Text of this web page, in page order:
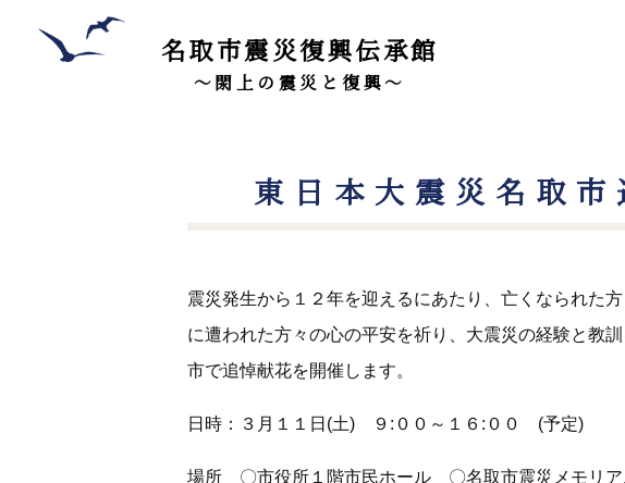
名取市震災復興伝承館
～閖上の震災と復興～
東日本大震災名取
震災発生から１２年を迎えるにあたり、亡くなられた
に遭われた方々の心の平安を祈り、大震災の経験と教
市で追悼献花を開催します。
日時：３月１１日(土) ９:００～１６:００ (予定)
場所 〇市役所１階市民ホール 〇名取市震災メモリア